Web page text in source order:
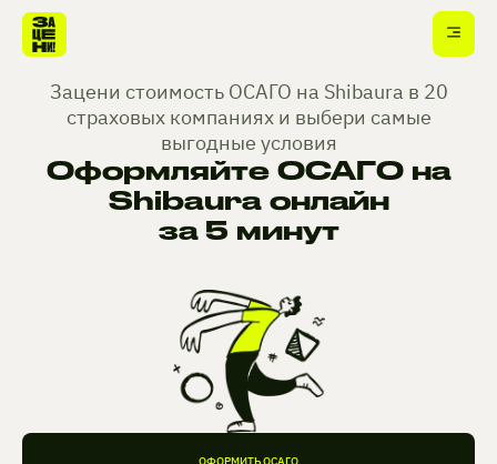
Зацени стоимость ОСАГО на Shibaura в 20
страховых компаниях и выбери самые
выгодные условия
Оформляйте ОСАГО на
Shibaura онлайн
за 5 минут
ОФОРМИТЬ ОСАГО